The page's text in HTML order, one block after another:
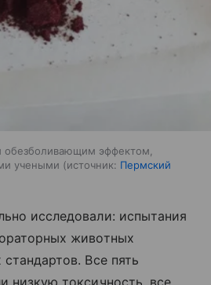
эффектом,
учеными
источник: Пермский
исследовали: испытания
животных
Все пять
низкую токсичность, все